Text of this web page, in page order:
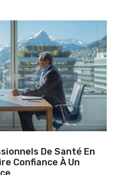
De Santé En
Confiance À Un